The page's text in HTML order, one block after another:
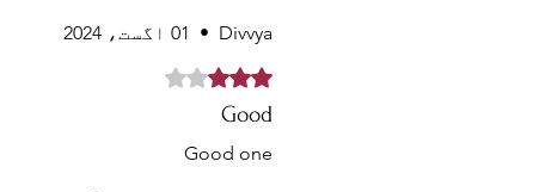
Divvya
• 01 اگست، 2024
Rated 3 out of 5 stars.
Good
Good one